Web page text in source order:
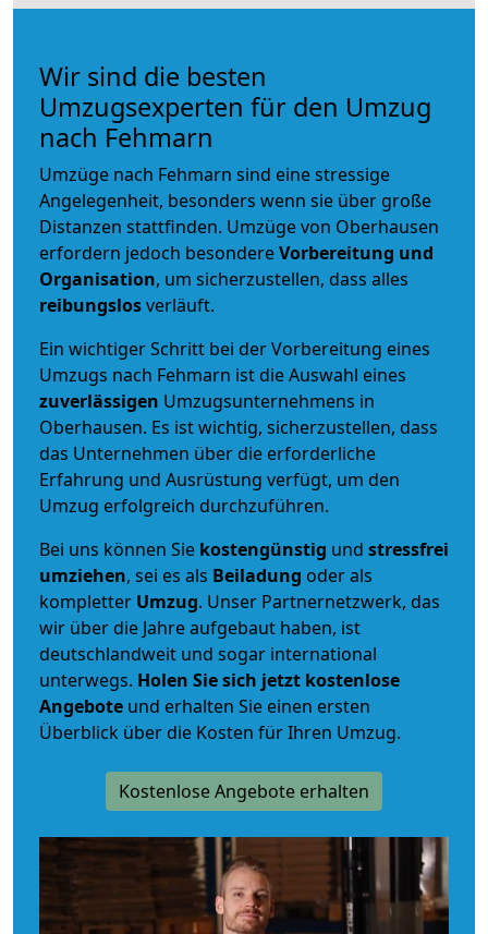
Wir sind die besten
Umzugsexperten für den Umzug
nach Fehmarn
Umzüge nach Fehmarn sind eine stressige
Angelegenheit, besonders wenn sie über große
Distanzen stattfinden. Umzüge von Oberhausen
erfordern jedoch besondereVorbereitung und
Organisation, um sicherzustellen, dass alles
reibungslosverläuft.
Ein wichtiger Schritt bei der Vorbereitung eines
Umzugs nach Fehmarn ist die Auswahl eines
zuverlässigen Umzugsunternehmens in
Oberhausen. Es ist wichtig, sicherzustellen, dass
das Unternehmen über die erforderliche
Erfahrung und Ausrüstung verfügt, um den
Umzug erfolgreich durchzuführen.
Bei uns können Sie kostengünstig und stressfrei
umziehen, sei es als Beiladung oder als
kompletter Umzug. Unser Partnernetzwerk, das
wir über die Jahre aufgebaut haben, ist
deutschlandweit und sogar international
unterwegs. Holen Sie sich jetzt kostenlose
Angebote und erhalten Sie einen ersten
Überblick über die Kosten für Ihren Umzug.
Kostenlose Angebote erhalten